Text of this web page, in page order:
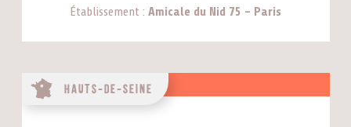
Établissement
Amicale du Nid 75 - Paris
Hauts-de-Seine